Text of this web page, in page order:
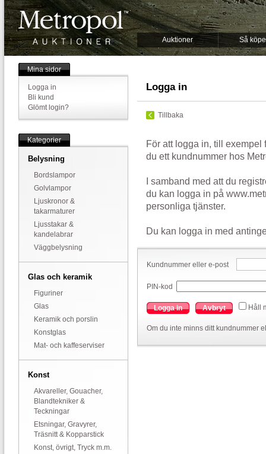
Auktioner Så
Mina sidor
Logga in
Bli kund
Glömt login?
Kategorier
Belysning
Bordslampor
Golvlampor
Ljuskronor &
takarmaturer
Ljusstakar &
kandelabrar
Väggbelysning
Glas och keramik
Figuriner
Glas
Keramik och porslin
Konstglas
Mat- och kaffeserviser
Konst
Akvareller, Gouacher,
Blandtekniker &
Teckningar
Etsningar, Gravyrer,
Träsnitt & Kopparstick
Konst, övrigt, Tryck m.m.
Logga in
Tillbaka
För att logga in, till exempel
du ett kundnummer hos
I samband med att du
du kan logga in på
personliga tjänster.
Du kan logga in med
Kundnummer eller e-post
PIN-kod
Logga in Avbryt Håll
Om du inte minns ditt kundnummer